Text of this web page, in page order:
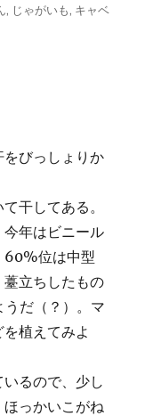
, じゃがいも, キャベ
びっしょりか
干してある。
年はビニール
60%位は中型
立ちしたもの
うだ（？）。マ
植えてみよ
るので、少し
っかいこがね